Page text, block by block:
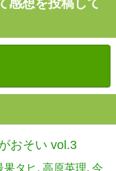
感想を投稿して
おそい vol.3
果タヒ 高原英理 今